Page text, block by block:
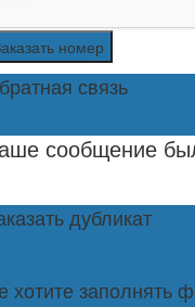
номер
связь
сообщение
дубликат
хотите заполнять